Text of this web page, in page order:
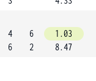
4
6
6
2
1.03
8.47